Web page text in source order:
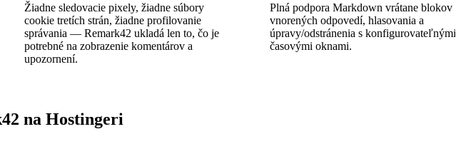
Žiadne sledovacie pixely, žiadne súbory
cookie tretích strán, žiadne profilovanie
správania — Remark42 ukladá len to, čo je
potrebné na zobrazenie komentárov a
upozornení.
Plná podpora Markdown vrátane blokov
vnorených odpovedí, hlasovania a
úpravy/odstránenia s konfigurovateľnými
časovými oknami.
na Hostingeri